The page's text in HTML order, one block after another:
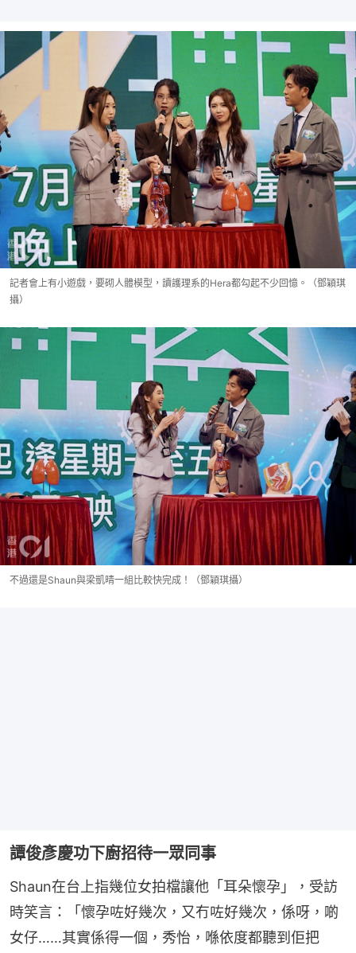
記者會上有小遊戲，要砌人體模型，讀護理系的Hera都勾起不少回憶。（鄧穎琪
攝）
不過還是Shaun與梁凱晴一組比較快完成！（鄧穎琪攝）
譚俊彥慶功下廚招待一眾同事
Shaun在台上指幾位女拍檔讓他「耳朵懷孕」，受訪
時笑言：「懷孕咗好幾次，又冇咗好幾次，係呀，啲
女仔……其實係得一個，秀怡，喺依度都聽到佢把